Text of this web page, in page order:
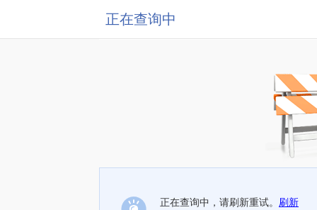
正在查询中
正在查询中，请刷新重试。 刷新